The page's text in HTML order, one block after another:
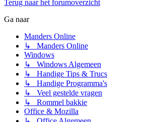
Terug naar het forumoverzicht
Ga naar
Manders Online
↳ Manders Online
Windows
↳ Windows Algemeen
↳ Handige Tips & Trucs
↳ Handige Programma's
↳ Veel gestelde vragen
↳ Rommel bakkie
Office & Mozilla